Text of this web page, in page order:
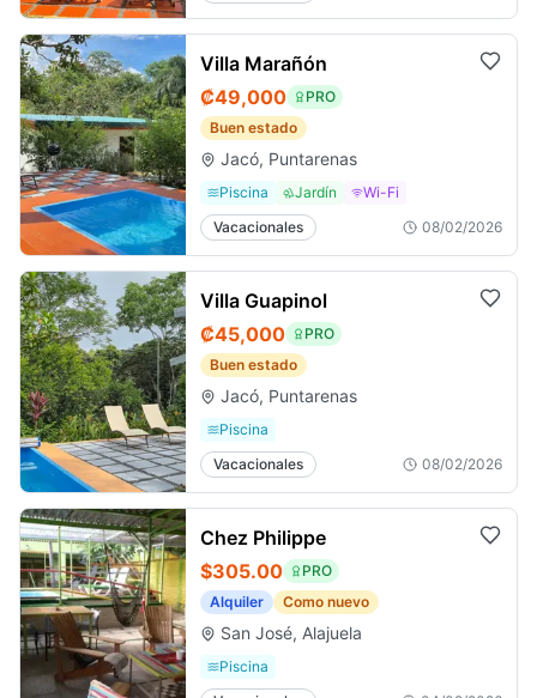
Villa Marañón
₡49,000
PRO
Buen estado
Jacó, Puntarenas
Piscina Jardín
Wi-Fi
Vacacionales
08/02/2026
Villa Guapinol
₡45,000
PRO
Buen estado
Jacó, Puntarenas
Piscina
Vacacionales
08/02/2026
Chez Philippe
$305.00
PRO
Alquiler
Como nuevo
San José, Alajuela
Piscina